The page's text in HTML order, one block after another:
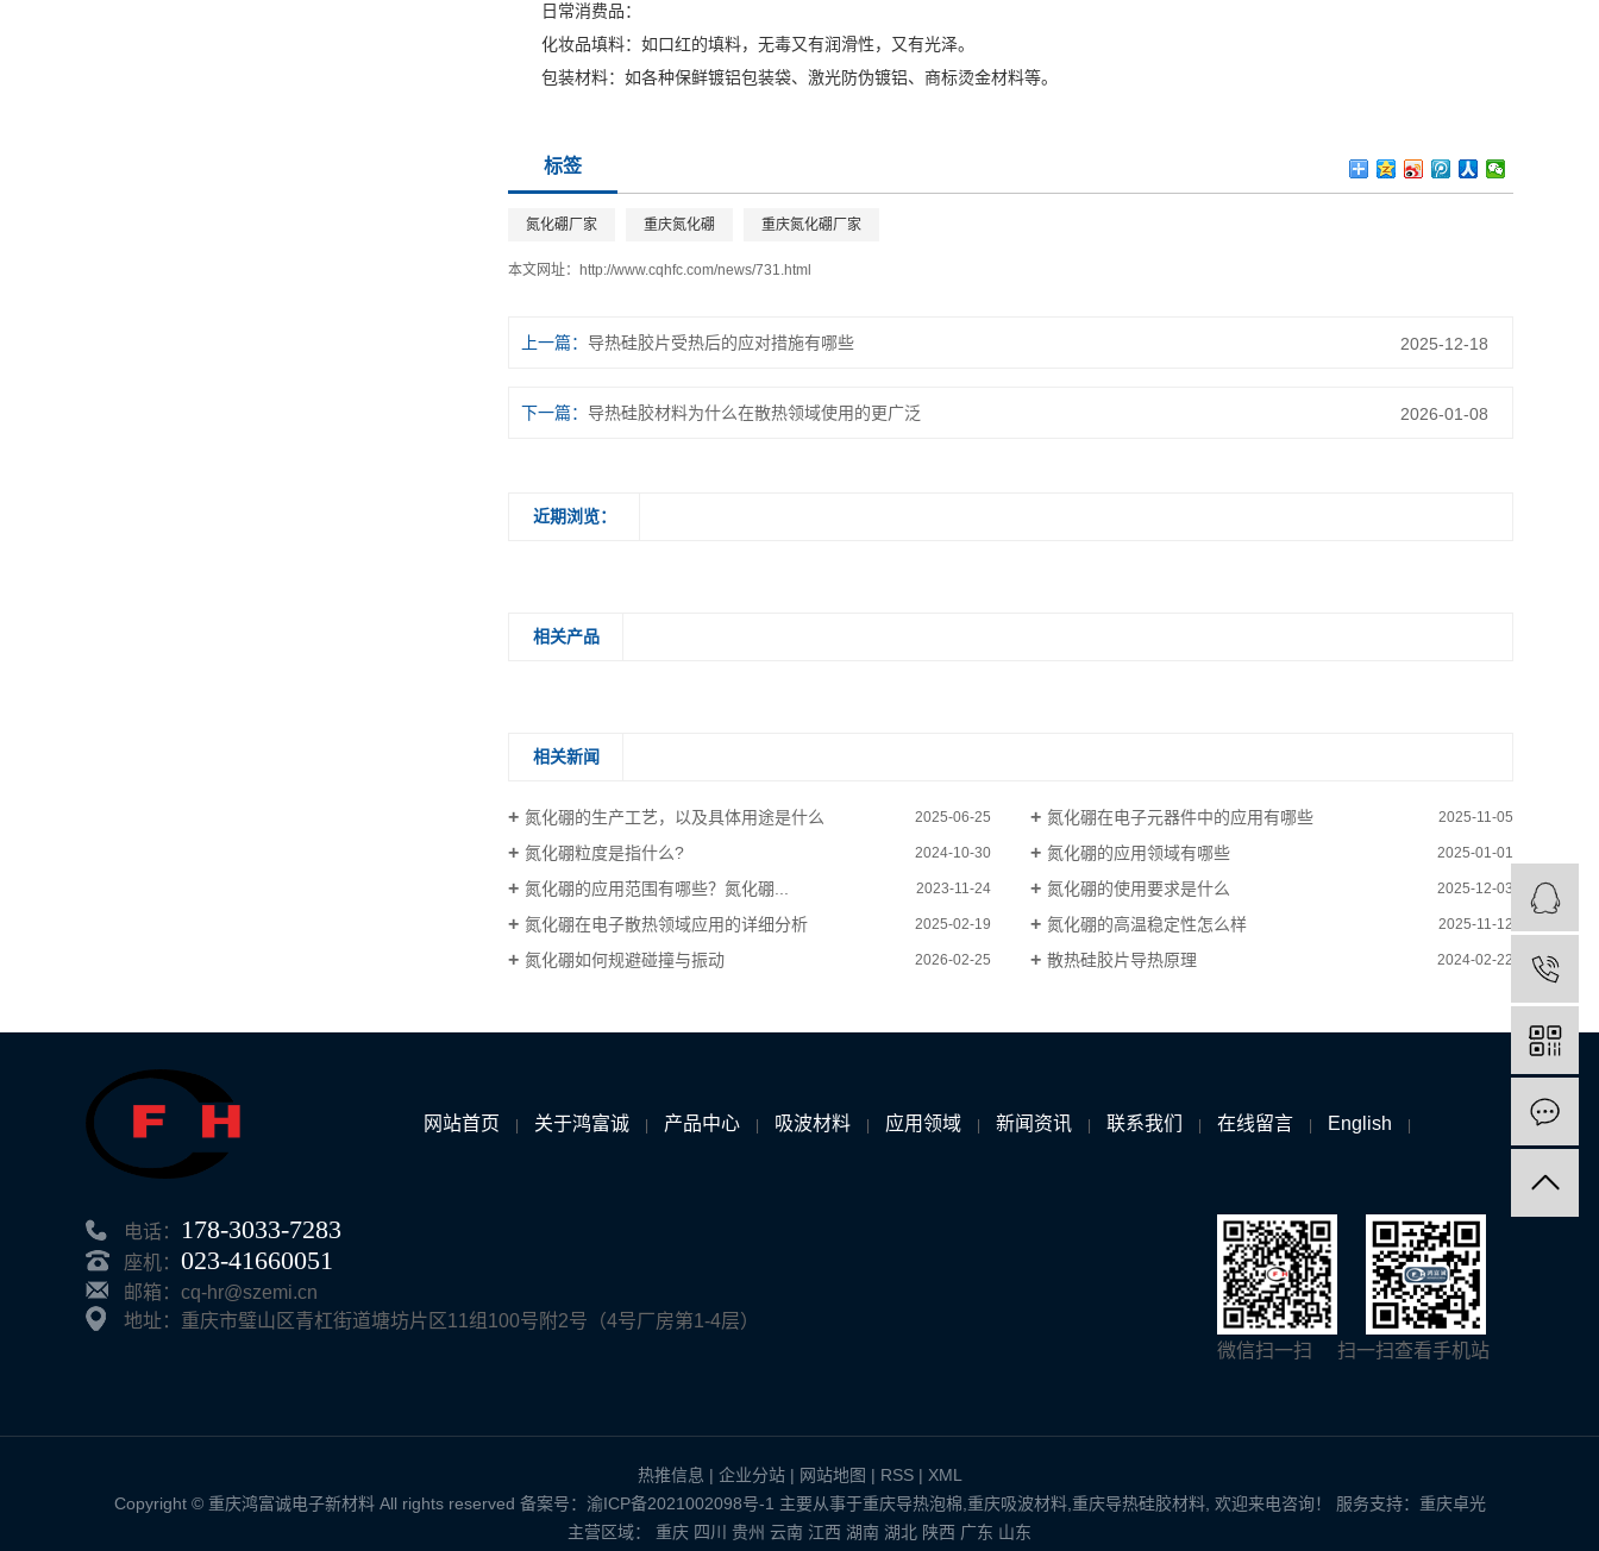
日常消费品：
化妆品填料：如口红的填料，无毒又有润滑性，又有光泽。
包装材料：如各种保鲜镀铝包装袋、激光防伪镀铝、商标烫金材料等。
标签
氮化硼厂家 重庆氮化硼 重庆氮化硼厂家
本文网址： http://www.cqhfc.com/news/731.html
上一篇： 导热硅胶片受热后的应对措施有哪些 2025-12-18
下一篇： 导热硅胶材料为什么在散热领域使用的更广泛 2026-01-08
近期浏览：
相关产品
相关新闻
氮化硼的生产工艺，以及具体用途是什么 2025-06-25 氮化硼在电子元器件中的应用有哪些 2025-11-05
氮化硼粒度是指什么? 2024-10-30 氮化硼的应用领域有哪些 2025-01-01
氮化硼的应用范围有哪些？氮化硼... 2023-11-24 氮化硼的使用要求是什么 2025-12-03
氮化硼在电子散热领域应用的详细分析 2025-02-19 氮化硼的高温稳定性怎么样 2025-11-12
氮化硼如何规避碰撞与振动 2026-02-25 散热硅胶片导热原理 2024-02-22
网站首页 | 关于鸿富诚 | 产品中心 | 吸波材料 | 应用领域 | 新闻资讯 | 联系我们 | 在线留言 | English |
电话： 178-3033-7283
座机： 023-41660051
邮箱：cq-hr@szemi.cn
地址：重庆市璧山区青杠街道塘坊片区11组100号附2号（4号厂房第1-4层）
微信扫一扫
扫一扫查看手机站
热推信息 | 企业分站| 网站地图 | RSS| XML
Copyright © 重庆鸿富诚电子新材料 All rights reserved 备案号： 渝ICP备2021002098号-1 主要从事于重庆导热泡棉 重庆吸波材料, 重庆导热硅胶材料, 欢迎来电咨询！ 服务支持： 重庆卓光
主营区域： 重庆 四川 贵州 云南 江西 湖南 湖北 陕西 广东 山东